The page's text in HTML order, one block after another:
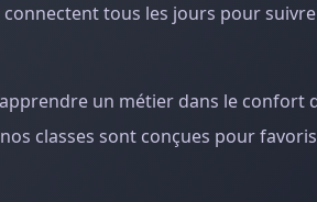
tous les jours pour
un métier dans le confort
classes sont conçues pour